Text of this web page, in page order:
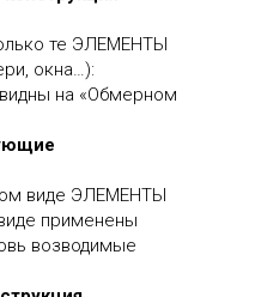
те ЭЛЕМЕНТЫ
окна…):
на «Обмерном
виде ЭЛЕМЕНТЫ
применены
возводимые